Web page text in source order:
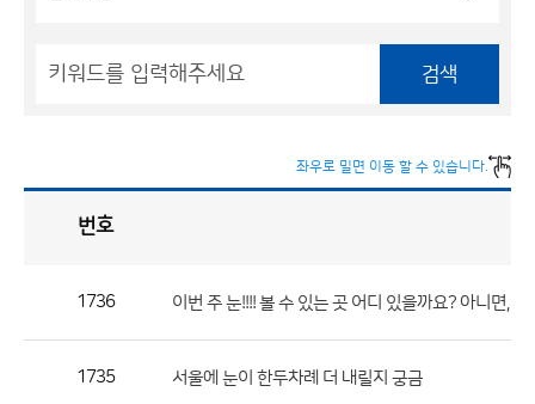
검색
좌우로 밀면 이동 할 수 있습니다.
번호
1736 이번 주 눈!!!! 볼 수 있는 곳 어디 있을까요? 아니면,
1735 서울에 눈이 한두차례 더 내릴지 궁금